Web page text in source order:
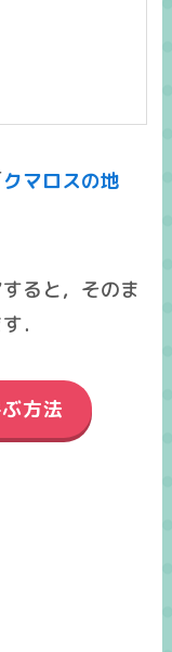
クマロスの地
ると，そのま
．
方法